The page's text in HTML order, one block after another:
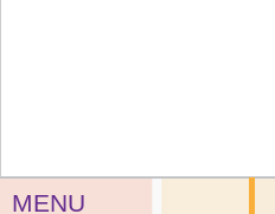
MENU